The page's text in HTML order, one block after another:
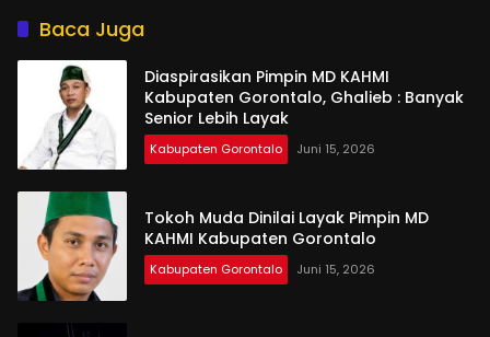
Baca Juga
Diaspirasikan Pimpin MD KAHMI
Kabupaten Gorontalo, Ghalieb : Banyak
Senior Lebih Layak
Kabupaten Gorontalo Juni 15, 2026
Tokoh Muda Dinilai Layak Pimpin MD
KAHMI Kabupaten Gorontalo
Kabupaten Gorontalo Juni 15, 2026